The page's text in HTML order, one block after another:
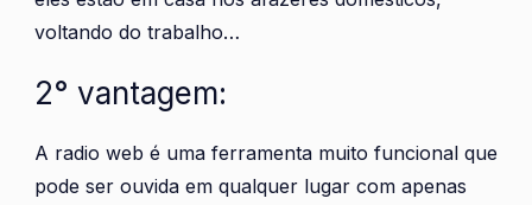
voltando do trabalho…
2° vantagem:
A radio web é uma ferramenta muito funcional que
pode ser ouvida em qualquer lugar com apenas